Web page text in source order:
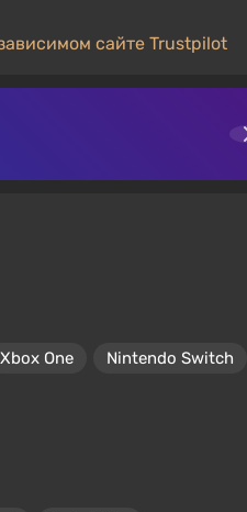
сайте Trustpilot
Xbox One
Nintendo Switch